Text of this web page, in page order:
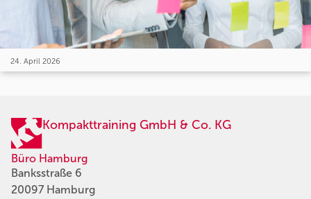
24. April 2026
Kompakttraining GmbH & Co. KG
Büro Hamburg
Banksstraße 6
20097 Hamburg